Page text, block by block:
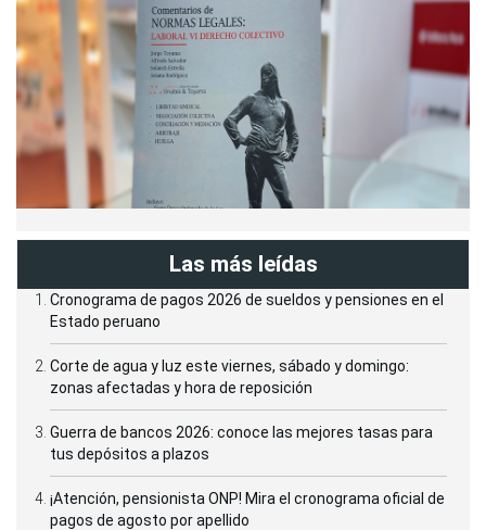
Las más leídas
Cronograma de pagos 2026 de sueldos y pensiones en el
Estado peruano
Corte de agua y luz este viernes, sábado y domingo:
zonas afectadas y hora de reposición
Guerra de bancos 2026: conoce las mejores tasas para
tus depósitos a plazos
¡Atención, pensionista ONP! Mira el cronograma oficial de
pagos de agosto por apellido